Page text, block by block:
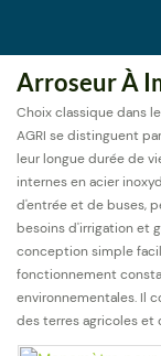
Arroseur À
Choix classique dans
AGRI se distinguent
leur longue durée de
internes en acier
d'entrée et de buses,
besoins d'irrigation et
conception simple
fonctionnement
environnementales. Il
des terres agricoles et